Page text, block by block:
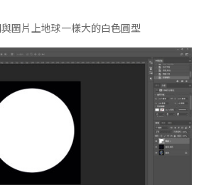
圖片上地球一樣大的白色圓型